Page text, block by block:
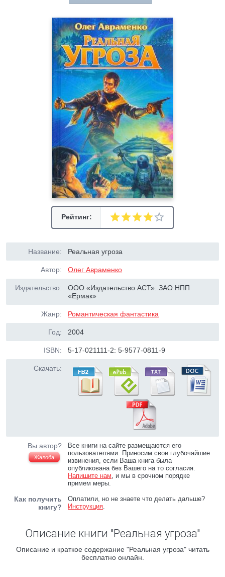
Рейтинг:
Название: Реальная угроза
Автор: Олег Авраменко
Издательство:
ООО «Издательство АСТ»: ЗАО НПП
«Ермак»
Жанр: Романтическая фантастика
Год: 2004
ISBN: 5-17-021111-2: 5-9577-0811-9
Скачать:
Вы автор?
Жалоба
Все книги на сайте размещаются его
пользователями. Приносим свои глубочайшие
извинения, если Ваша книга была
опубликована без Вашего на то согласия.
Напишите нам, и мы в срочном порядке
примем меры.
Как получить
книгу?
Оплатили, но не знаете что делать дальше?
Инструкция.
Описание книги "Реальная угроза"
Описание и краткое содержание "Реальная угроза" читать
бесплатно онлайн.